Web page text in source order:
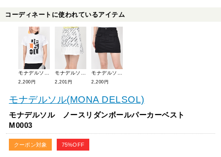
コーディネートに使われているアイテム
2,200円 2,201円 2,200円
モナデルソル(MONA DELSOL)
モナデルソル ノースリダンボールパーカーベスト
M0003
クーポン対象 75%OFF